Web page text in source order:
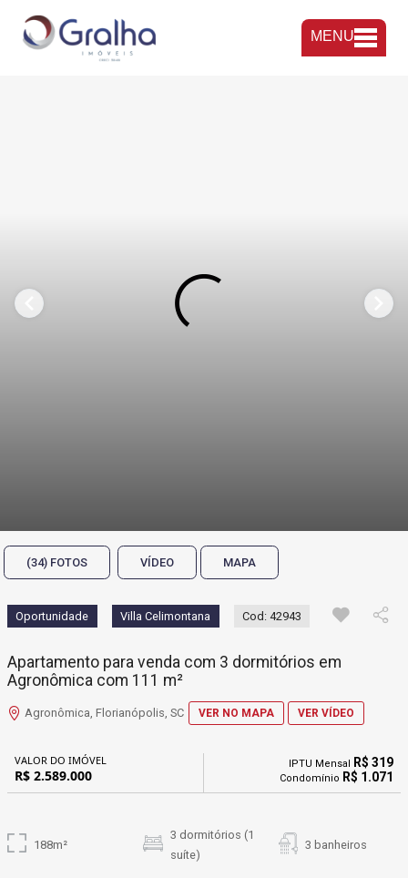
MENU
(34) FOTOS VÍDEO MAPA
Oportunidade Villa Celimontana Cod: 42943
Apartamento para venda com 3 dormitórios em
Agronômica com 111 m²
Agronômica, Florianópolis, SC VER NO MAPA VER VÍDEO
VALOR DO IMÓVEL
R$ 2.589.000
IPTU Mensal R$ 319
Condomínio R$ 1.071
188m²
3 dormitórios (1
suíte)
3 banheiros